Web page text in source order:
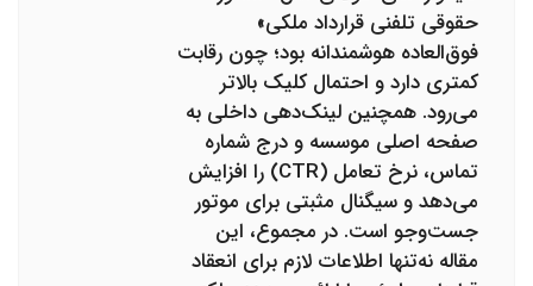
حقوقی تلفنی قرارداد ملکی»
فوق‌العاده هوشمندانه بود؛ چون رقابت
کمتری دارد و احتمال کلیک بالاتر
می‌رود. همچنین لینک‌دهی داخلی به
صفحه اصلی موسسه و درج شماره
تماس، نرخ تعامل (CTR) را افزایش
می‌دهد و سیگنال مثبتی برای موتور
جست‌وجو است. در مجموع، این
مقاله نه‌تنها اطلاعات لازم برای انعقاد